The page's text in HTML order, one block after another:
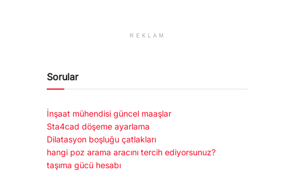
REKLAM
Sorular
İnşaat mühendisi güncel maaşlar
Sta4cad döşeme ayarlama
Dilatasyon boşluğu çatlakları
hangi poz arama aracını tercih ediyorsunuz?
taşıma gücü hesabı